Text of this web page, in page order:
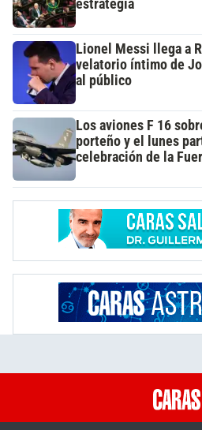
estrategia
Lionel Messi llega a
velatorio íntimo de
al público
Los aviones F 16
porteño y el lunes
celebración de la